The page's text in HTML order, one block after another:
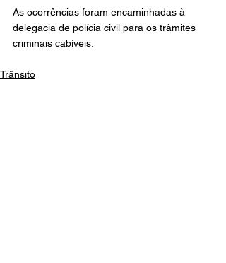
As ocorrências foram encaminhadas à
delegacia de polícia civil para os trâmites
criminais cabíveis.
Trânsito